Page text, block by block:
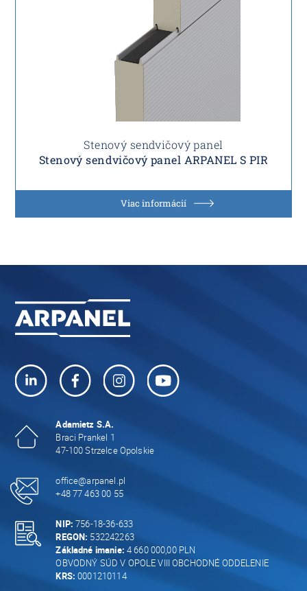
Stenový sendvičový panel
Stenový sendvičový panel ARPANEL S PIR
Viac informácií
Adamietz S.A.
Braci Prankel 1
47-100 Strzelce Opolskie
office@arpanel.pl
+48 77 463 00 55
NIP: 756-18-36-633
REGON: 532242263
Základné imanie: 4 660 000,00 PLN
OBVODNÝ SÚD V OPOLE VIII OBCHODNÉ ODDELENIE
KRS: 0001210114